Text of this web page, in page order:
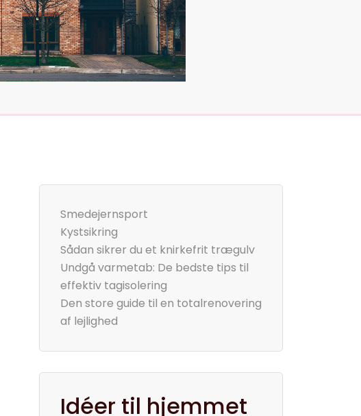
Smedejernsport
Kystsikring
Sådan sikrer du et knirkefrit trægulv
Undgå varmetab: De bedste tips til
effektiv tagisolering
Den store guide til en totalrenovering
af lejlighed
Idéer til hjemmet